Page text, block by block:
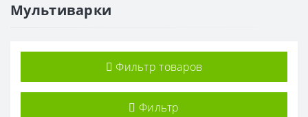
Мультиварки
Фильтр товаров
Фильтр